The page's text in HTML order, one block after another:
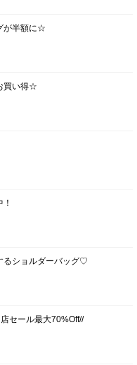
が半額に☆
買い得☆
るショルダーバッグ♡
セール最大70%Off//